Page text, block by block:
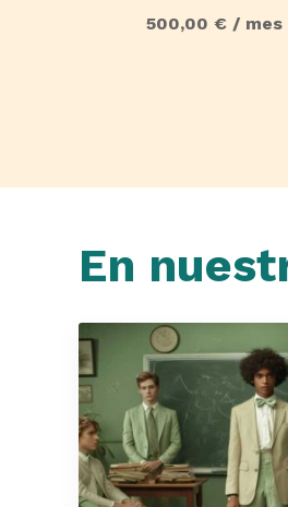
500,00€ / mes
En